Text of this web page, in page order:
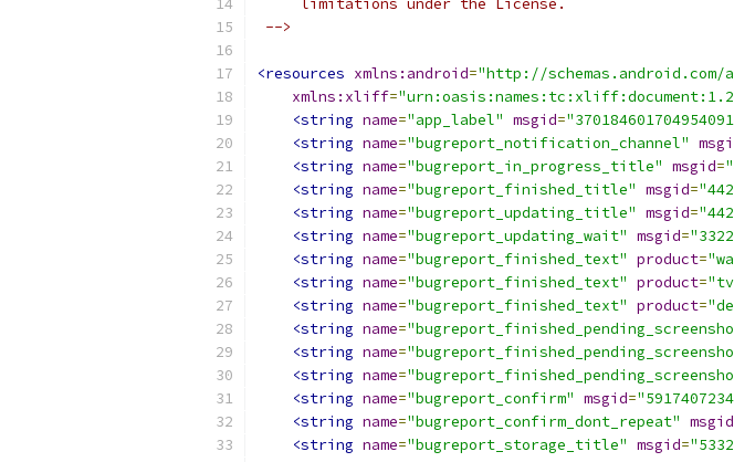
     limitations under the License.
-->
<resources xmlns:android="http://schemas.android.com/
xmlns:xliff=
<string name="app_label" msgid=
<string name="bugreport_notification_channel"
<string name="bugreport_in_progress_title" msgid=
<string name="bugreport_finished_title" msgid=
<string name="bugreport_updating_title" msgid=
<string name="bugreport_updating_wait" msgid=
<string name="bugreport_finished_text" product=
<string name="bugreport_finished_text" product=
<string name="bugreport_finished_text" product=
<string name=
<string name=
<string name=
<string name="bugreport_confirm" msgid=
<string name="bugreport_confirm_dont_repeat" msgid
<string name="bugreport_storage_title" msgid=